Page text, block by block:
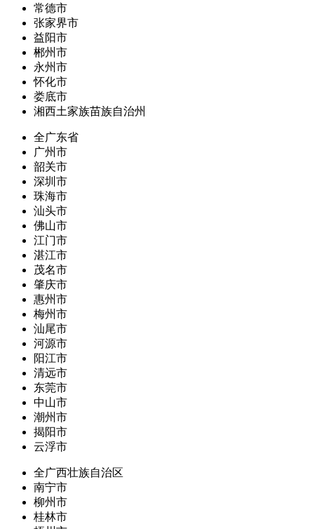
常德市
张家界市
益阳市
郴州市
永州市
怀化市
娄底市
湘西土家族苗族自治州
全广东省
广州市
韶关市
深圳市
珠海市
汕头市
佛山市
江门市
湛江市
茂名市
肇庆市
惠州市
梅州市
汕尾市
河源市
阳江市
清远市
东莞市
中山市
潮州市
揭阳市
云浮市
全广西壮族自治区
南宁市
柳州市
桂林市